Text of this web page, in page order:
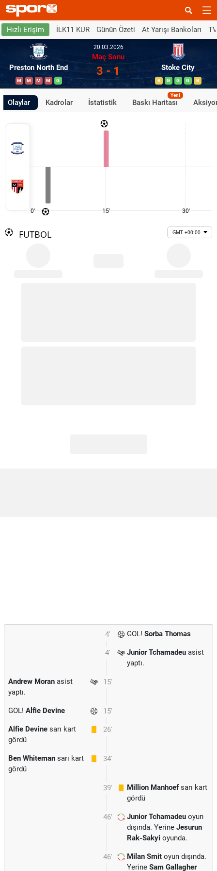
Hızlı Erişim İLK11 KUR Günün Özeti At Yarışı Bankoları
Preston North End
M M M M G
20.03.2026
Maç Sonu
3 - 1 Stoke City
B G G G B
Olaylar Kadrolar İstatistik Baskı Haritası
Yeni
0' 15' 30'
FUTBOL GMT +00:00
4' GOL! Sorba Thomas
4' Junior Tchamadeu asist
yaptı.
15'
Andrew Moran asist
yaptı.
15'
GOL! Alfie Devine
26'
Alfie Devine sarı kart
gördü
34'
Ben Whiteman sarı kart
gördü
39' Million Manhoefsarı kart
gördü
46' Junior Tchamadeu oyun
dışında. Yerine Jesurun
Rak-Sakyi oyunda.
46' Milan Smit oyun dışında.
Yerine Sam Gallagher